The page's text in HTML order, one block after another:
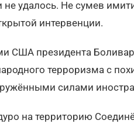
удалось. Не сумев
интервенции.
США президента
терроризма с
силами
на территорию